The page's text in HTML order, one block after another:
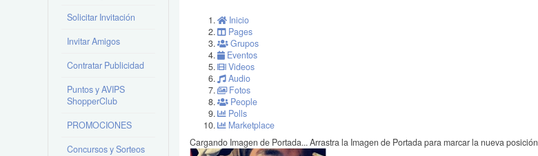
Inicio
Pages
Grupos
Eventos
Videos
Audio
Fotos
People
Polls
Marketplace
Cargando Imagen de Portada...Arrastra la Imagen de Portada para marcar la nueva posición
Solicitar Invitación
Invitar Amigos
Contratar Publicidad
Puntos y AVIPS
ShopperClub
PROMOCIONES
Concursos y Sorteos